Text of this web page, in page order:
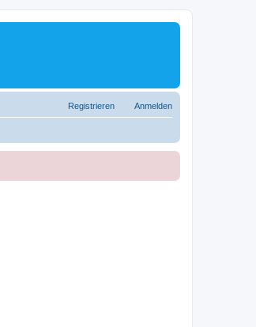
Anmelden
Registrieren